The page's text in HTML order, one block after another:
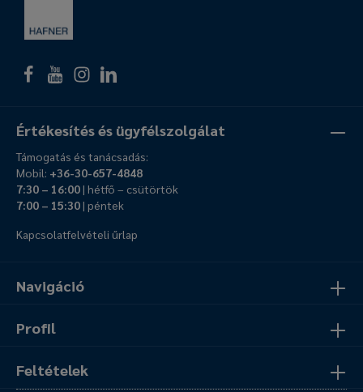
Navigáció
Profil
Feltételek
Értékesítés és ügyfélszolgálat
Támogatás és tanácsadás:
Mobil: +36-30-657-4848
7:30 – 16:00| hétfő – csütörtök
7:00 – 15:30| péntek
Kapcsolatfelvételi űrlap